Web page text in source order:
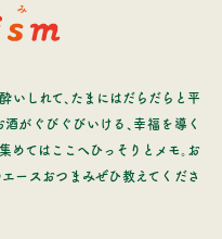
しれて、たまにはだらだらと平
がぐびぐびいける、幸福を導く
めてはここへひっそりとメモ。お
ースおつまみぜひ教えてくださ